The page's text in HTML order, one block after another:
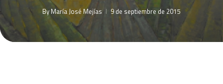
By María José Mejías 9 de septiembre de 2015